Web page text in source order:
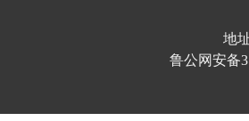
地
鲁公网安备